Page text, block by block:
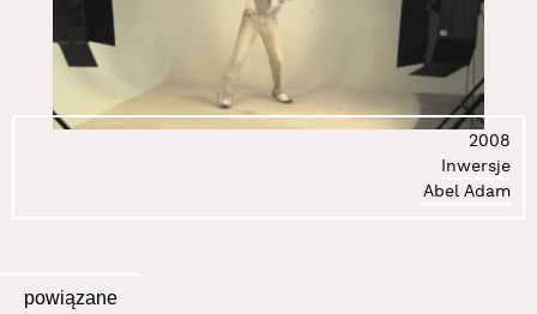
2008
Inwersje
Abel Adam
powiązane